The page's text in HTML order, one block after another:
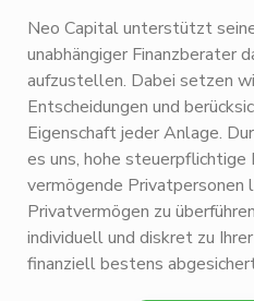
Neo Capital unterstützt
unabhängiger Finanzberater
aufzustellen. Dabei setzen
Entscheidungen und
Eigenschaft jeder Anlage.
es uns, hohe steuerpflichtige
vermögende Privatpersonen
Privatvermögen zu
individuell und diskret zu
finanziell bestens